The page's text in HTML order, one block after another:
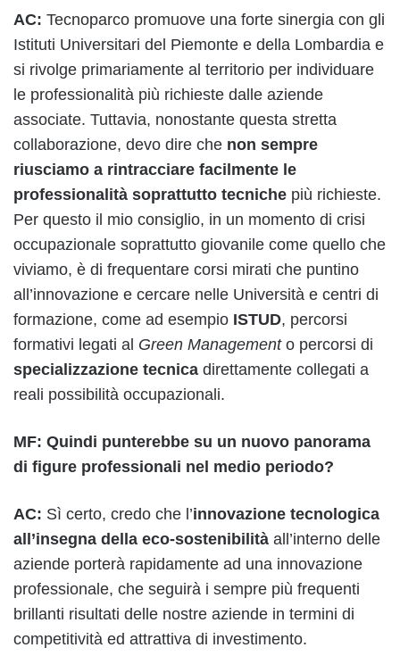
AC: Tecnoparco promuove una forte sinergia con gli
Istituti Universitari del Piemonte e della Lombardia e
si rivolge primariamente al territorio per individuare
le professionalità più richieste dalle aziende
associate. Tuttavia, nonostante questa stretta
collaborazione, devo dire che non sempre
riusciamo a rintracciare facilmente le
professionalità soprattutto tecniche più richieste.
Per questo il mio consiglio, in un momento di crisi
occupazionale soprattutto giovanile come quello che
viviamo, è di frequentare corsi mirati che puntino
all’innovazione e cercare nelle Università e centri di
formazione, come ad esempio ISTUD, percorsi
formativi legati al Green Managemento percorsi di
specializzazione tecnica direttamente collegati a
reali possibilità occupazionali.
MF: Quindi punterebbe su un nuovo panorama
di figure professionali nel medio periodo?
AC: Sì certo, credo che l’innovazione tecnologica
all’insegna della eco-sostenibilità all’interno delle
aziende porterà rapidamente ad una innovazione
professionale, che seguirà i sempre più frequenti
brillanti risultati delle nostre aziende in termini di
competitività ed attrattiva di investimento.